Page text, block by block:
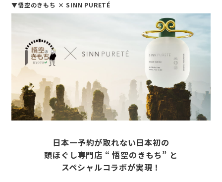
▼悟空のきもち × SINN PURETÉ
日本一予約が取れない日本初の
頭ほぐし専門店 “ 悟空のきもち” と
スペシャルコラボが実現！